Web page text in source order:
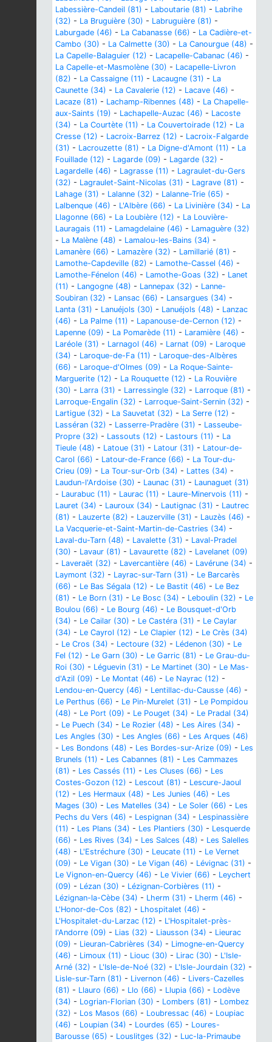
Labessière-Candeil (81) - Laboutarie (81) - Labrihe
(32) - La Bruguière (30) - Labruguière (81) -
Laburgade (46) - La Cabanasse (66) - La Cadière-et-
Cambo (30) - La Calmette (30) - La Canourgue (48) -
La Capelle-Balaguier (12) - Lacapelle-Cabanac (46) -
La Capelle-et-Masmolène (30) - Lacapelle-Livron
(82) - La Cassaigne (11) - Lacaugne (31) - La
Caunette (34) - La Cavalerie (12) - Lacave (46) -
Lacaze (81) - Lachamp-Ribennes (48) - La Chapelle-
aux-Saints (19) - Lachapelle-Auzac (46) - Lacoste
(34) - La Courtète (11) - La Couvertoirade (12) - La
Cresse (12) - Lacroix-Barrez (12) - Lacroix-Falgarde
(31) - Lacrouzette (81) - La Digne-d'Amont (11) - La
Fouillade (12) - Lagarde (09) - Lagarde (32) -
Lagardelle (46) - Lagrasse (11) - Lagraulet-du-Gers
(32) - Lagraulet-Saint-Nicolas (31) - Lagrave (81) -
Lahage (31) - Lalanne (32) - Lalanne-Trie (65) -
Lalbenque (46) - L'Albère (66) - La Livinière (34) - La
Llagonne (66) - La Loubière (12) - La Louvière-
Lauragais (11) - Lamagdelaine (46) - Lamaguère (32)
- La Malène (48) - Lamalou-les-Bains (34) -
Lamanère (66) - Lamazère (32) - Lamillarié (81) -
Lamothe-Capdeville (82) - Lamothe-Cassel (46) -
Lamothe-Fénelon (46) - Lamothe-Goas (32) - Lanet
(11) - Langogne (48) - Lannepax (32) - Lanne-
Soubiran (32) - Lansac (66) - Lansargues (34) -
Lanta (31) - Lanuéjols (30) - Lanuéjols (48) - Lanzac
(46) - La Palme (11) - Lapanouse-de-Cernon (12) -
Lapenne (09) - La Pomarède (11) - Laramière (46) -
Laréole (31) - Larnagol (46) - Larnat (09) - Laroque
(34) - Laroque-de-Fa (11) - Laroque-des-Albères
(66) - Laroque-d'Olmes (09) - La Roque-Sainte-
Marguerite (12) - La Rouquette (12) - La Rouvière
(30) - Larra (31) - Larressingle (32) - Larroque (81) -
Larroque-Engalin (32) - Larroque-Saint-Sernin (32) -
Lartigue (32) - La Sauvetat (32) - La Serre (12) -
Lasséran (32) - Lasserre-Pradère (31) - Lasseube-
Propre (32) - Lassouts (12) - Lastours (11) - La
Tieule (48) - Latoue (31) - Latour (31) - Latour-de-
Carol (66) - Latour-de-France (66) - La Tour-du-
Crieu (09) - La Tour-sur-Orb (34) - Lattes (34) -
Laudun-l'Ardoise (30) - Launac (31) - Launaguet (31)
- Laurabuc (11) - Laurac (11) - Laure-Minervois (11) -
Lauret (34) - Lauroux (34) - Lautignac (31) - Lautrec
(81) - Lauzerte (82) - Lauzerville (31) - Lauzès (46) -
La Vacquerie-et-Saint-Martin-de-Castries (34) -
Laval-du-Tarn (48) - Lavalette (31) - Laval-Pradel
(30) - Lavaur (81) - Lavaurette (82) - Lavelanet (09)
- Laveraët (32) - Lavercantière (46) - Lavérune (34) -
Laymont (32) - Layrac-sur-Tarn (31) - Le Barcarès
(66) - Le Bas Ségala (12) - Le Bastit (46) - Le Bez
(81) - Le Born (31) - Le Bosc (34) - Leboulin (32) - Le
Boulou (66) - Le Bourg (46) - Le Bousquet-d'Orb
(34) - Le Cailar (30) - Le Castéra (31) - Le Caylar
(34) - Le Cayrol (12) - Le Clapier (12) - Le Crès (34)
- Le Cros (34) - Lectoure (32) - Lédenon (30) - Le
Fel (12) - Le Garn (30) - Le Garric (81) - Le Grau-du-
Roi (30) - Léguevin (31) - Le Martinet (30) - Le Mas-
d'Azil (09) - Le Montat (46) - Le Nayrac (12) -
Lendou-en-Quercy (46) - Lentillac-du-Causse (46) -
Le Perthus (66) - Le Pin-Murelet (31) - Le Pompidou
(48) - Le Port (09) - Le Pouget (34) - Le Pradal (34)
- Le Puech (34) - Le Rozier (48) - Les Aires (34) -
Les Angles (30) - Les Angles (66) - Les Arques (46)
- Les Bondons (48) - Les Bordes-sur-Arize (09) - Les
Brunels (11) - Les Cabannes (81) - Les Cammazes
(81) - Les Cassés (11) - Les Cluses (66) - Les
Costes-Gozon (12) - Lescout (81) - Lescure-Jaoul
(12) - Les Hermaux (48) - Les Junies (46) - Les
Mages (30) - Les Matelles (34) - Le Soler (66) - Les
Pechs du Vers (46) - Lespignan (34) - Lespinassière
(11) - Les Plans (34) - Les Plantiers (30) - Lesquerde
(66) - Les Rives (34) - Les Salces (48) - Les Salelles
(48) - L'Estréchure (30) - Leucate (11) - Le Vernet
(09) - Le Vigan (30) - Le Vigan (46) - Lévignac (31) -
Le Vignon-en-Quercy (46) - Le Vivier (66) - Leychert
(09) - Lézan (30) - Lézignan-Corbières (11) -
Lézignan-la-Cèbe (34) - Lherm (31) - Lherm (46) -
L'Honor-de-Cos (82) - Lhospitalet (46) -
L'Hospitalet-du-Larzac (12) - L'Hospitalet-près-
l'Andorre (09) - Lias (32) - Liausson (34) - Lieurac
(09) - Lieuran-Cabrières (34) - Limogne-en-Quercy
(46) - Limoux (11) - Liouc (30) - Lirac (30) - L'Isle-
Arné (32) - L'Isle-de-Noé (32) - L'Isle-Jourdain (32) -
Lisle-sur-Tarn (81) - Livernon (46) - Livers-Cazelles
(81) - Llauro (66) - Llo (66) - Llupia (66) - Lodève
(34) - Logrian-Florian (30) - Lombers (81) - Lombez
(32) - Los Masos (66) - Loubressac (46) - Loupiac
(46) - Loupian (34) - Lourdes (65) - Loures-
Barousse (65) - Louslitges (32) - Luc-la-Primaube